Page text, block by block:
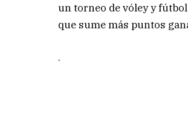
un torneo de vóley y
que sume más puntos
.